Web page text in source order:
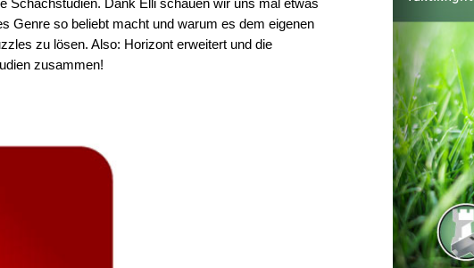
Genre so beliebt macht und warum es dem eigenen
zu lösen. Also: Horizont erweitert und die
zusammen!